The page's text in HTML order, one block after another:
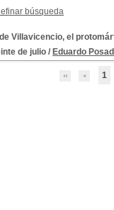
búsqueda
Villavicencio, el
de julio / Eduardo
1
1819